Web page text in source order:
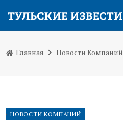
Главная Новости Компаний
НОВОСТИ КОМПАНИЙ